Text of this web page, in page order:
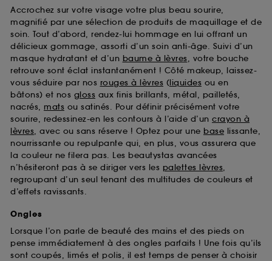
Accrochez sur votre visage votre plus beau sourire,
magnifié par une sélection de produits de maquillage et de
soin. Tout d’abord, rendez-lui hommage en lui offrant un
délicieux gommage, assorti d’un soin anti-âge. Suivi d’un
masque hydratant et d’un baume à lèvres, votre bouche
retrouve sont éclat instantanément ! Côté makeup, laissez-
vous séduire par nos rouges à lèvres (liquides ou en
bâtons) et nos gloss aux finis brillants, métal, pailletés,
nacrés, mats ou satinés. Pour définir précisément votre
sourire, redessinez-en les contours à l’aide d’un crayon à
lèvres, avec ou sans réserve ! Optez pour une base lissante,
nourrissante ou repulpante qui, en plus, vous assurera que
la couleur ne filera pas. Les beautystas avancées
n’hésiteront pas à se diriger vers les palettes lèvres,
regroupant d’un seul tenant des multitudes de couleurs et
d’effets ravissants.
Ongles
Lorsque l’on parle de beauté des mains et des pieds on
pense immédiatement à des ongles parfaits ! Une fois qu’ils
sont coupés, limés et polis, il est temps de penser à choisir